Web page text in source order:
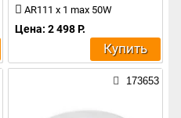
AR111 x 1 max 50W
Цена: 2 498 Р.
Купить
173653